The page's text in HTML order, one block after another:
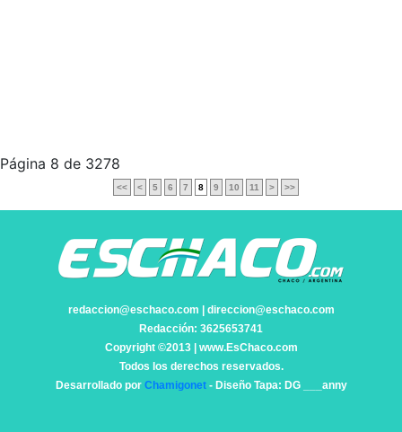
Página 8 de 3278
<< < 5 6 7 8 9 10 11 > >>
redaccion@eschaco.com | direccion@eschaco.com
Redacción: 3625653741
Copyright ©2013 | www.EsChaco.com
Todos los derechos reservados.
Desarrollado por Chamigonet- Diseño Tapa: DG ___anny